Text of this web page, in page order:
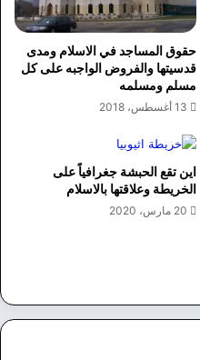
حقوق المساجد في الاسلام ومدى
قدسيتها والفروض الواجبه على كل
مسلم ومسلمه
13 أغسطس، 2018
اين تقع الحبشة جغرافياً على
الخريطة وعلاقتها بالاسلام
20 مارس، 2020